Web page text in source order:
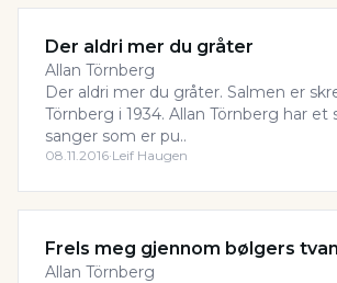
Der aldri mer du gråter
Allan Törnberg
Der aldri mer du gråter. Salmen er
Törnberg i 1934. Allan Törnberg har et
sanger som er pu..
08.11.2016·Leif Haugen
Frels meg gjennom bølgers
Allan Törnberg